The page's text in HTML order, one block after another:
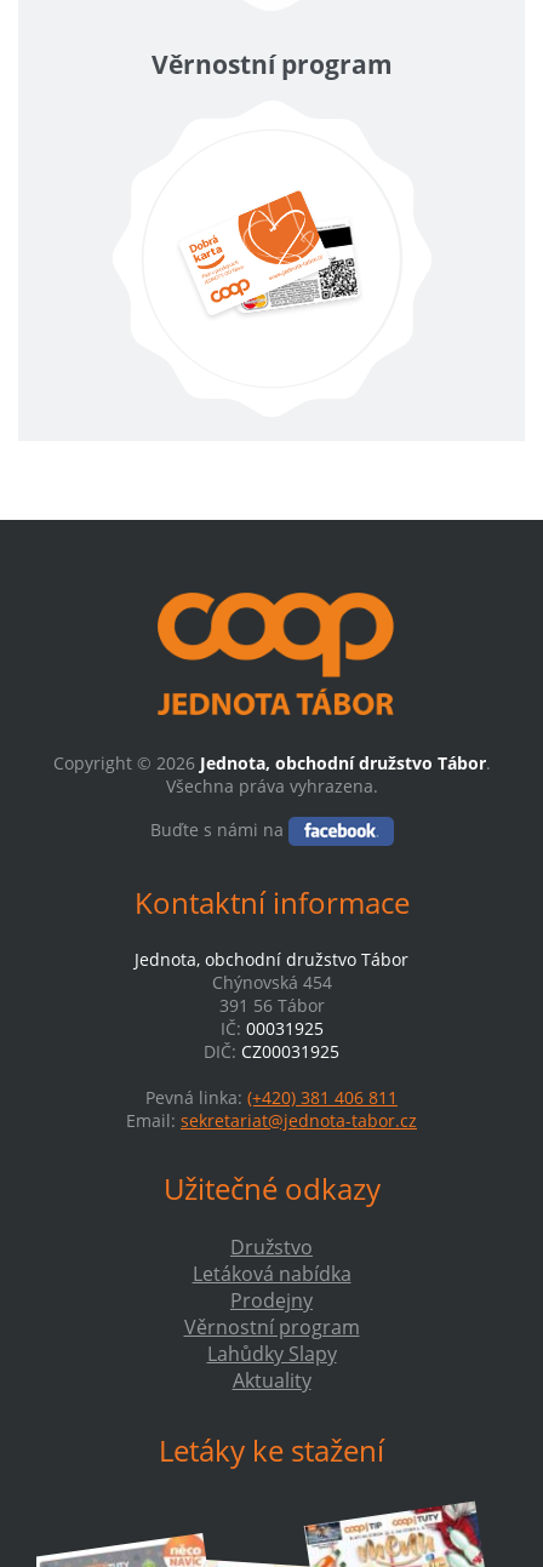
Věrnostní program
Copyright © 2026 Jednota, obchodní družstvo Tábor.
Všechna práva vyhrazena.
Buďte s námi na
Kontaktní informace
Jednota, obchodní družstvo Tábor
Chýnovská 454
391 56 Tábor
IČ: 00031925
DIČ: CZ00031925
Pevná linka: (+420) 381 406 811
Email: sekretariat@jednota-tabor.cz
Užitečné odkazy
Družstvo
Letáková nabídka
Prodejny
Věrnostní program
Lahůdky Slapy
Aktuality
Letáky ke stažení